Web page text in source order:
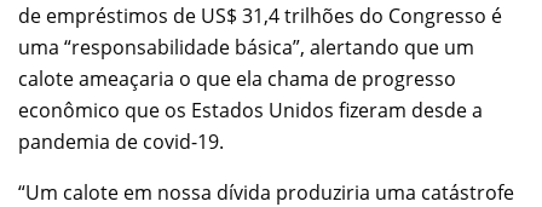
de empréstimos de US$ 31,4 trilhões do Congresso é
uma “responsabilidade básica”, alertando que um
calote ameaçaria o que ela chama de progresso
econômico que os Estados Unidos fizeram desde a
pandemia de covid-19.
“Um calote em nossa dívida produziria uma catástrofe